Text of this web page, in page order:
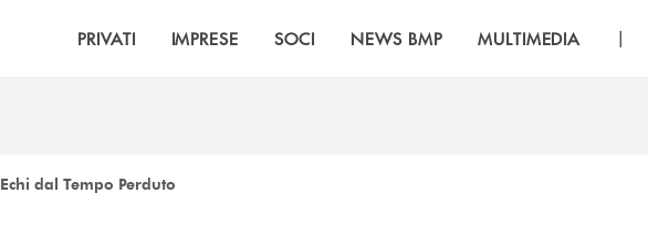
PRIVATI IMPRESE SOCI NEWS BMP MULTIMEDIA |
Echi dal Tempo Perduto